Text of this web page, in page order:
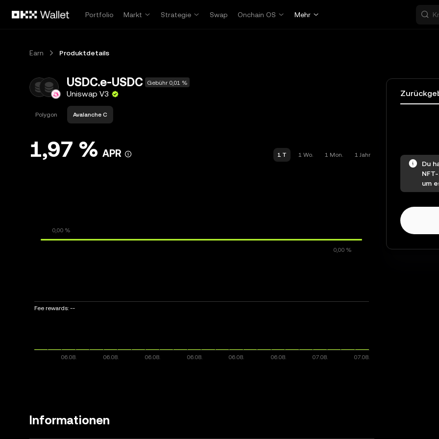
Portfolio
Markt Strategie Swap Onchain OS Mehr
Earn Produktdetails
USDC.e-USDC Gebühr 0,01 %
Uniswap V3
Polygon Avalanche C
1,97 % APR 1 T 1 Wo. 1 Mon. 1 Jahr
Fee rewards: --
Informationen
Du
um